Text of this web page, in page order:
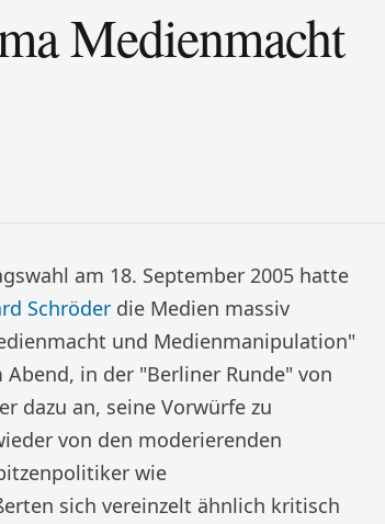
Medienmacht
am 18. September 2005 hatte
Schröder die Medien massiv
und Medienmanipulation"
in der "Berliner Runde" von
dazu an, seine Vorwürfe zu
von den moderierenden
wie
sich vereinzelt ähnlich kritisch